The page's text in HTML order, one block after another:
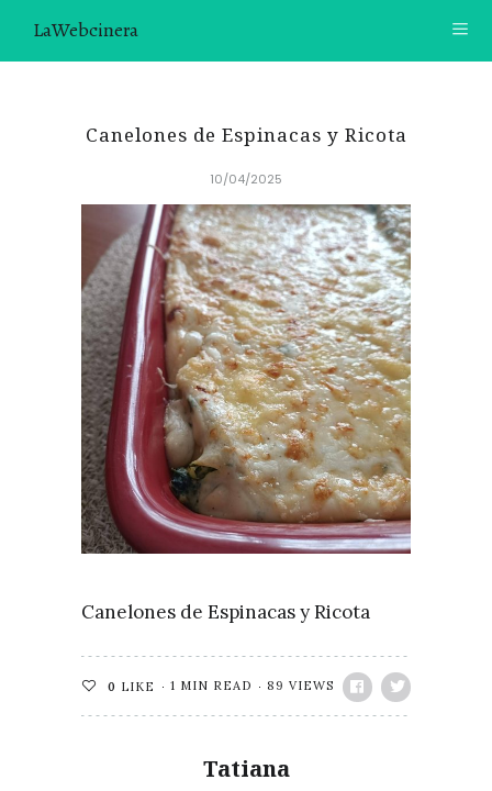
LaWebcinera
CONTACTO
SOBRE MÍ
¿TE GUSTARÍA UNIRTE A NUESTRA AVENTURA GASTRON
ÓMICA?
ÚNETE A LA NEWSLETTER
RECOMENDACIONES
Canelones de Espinacas y Ricota
10/04/2025
Canelones de Espinacas y Ricota
0 LIKE 1 MIN READ 89 VIEWS
Tatiana